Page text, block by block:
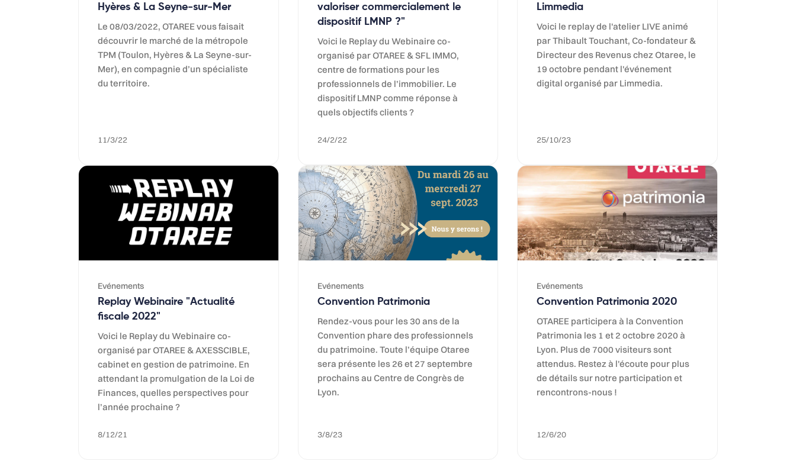
Hyères & La Seyne-sur-Mer
Le 08/03/2022, OTAREE vous faisait
découvrir le marché de la métropole
TPM (Toulon, Hyères & La Seyne-sur-
Mer), en compagnie d’un spécialiste
du territoire.
11/3/22
valoriser commercialement le
dispositif LMNP ?"
Voici le Replay du Webinaire co-
organisé par OTAREE & SFL IMMO,
centre de formations pour les
professionnels de l’immobilier. Le
dispositif LMNP comme réponse à
quels objectifs clients ?
24/2/22
Limmedia
Voici le replay de l'atelier LIVE animé
par Thibault Touchant, Co-fondateur &
Directeur des Revenus chez Otaree, le
19 octobre pendant l'événement
digital organisé par Limmedia.
25/10/23
Evénements
Replay Webinaire "Actualité
fiscale 2022"
Voici le Replay du Webinaire co-
organisé par OTAREE & AXESSCIBLE,
cabinet en gestion de patrimoine. En
attendant la promulgation de la Loi de
Finances, quelles perspectives pour
l’année prochaine ?
8/12/21
Evénements
Convention Patrimonia
Rendez-vous pour les 30 ans de la
Convention phare des professionnels
du patrimoine. Toute l’équipe Otaree
sera présente les 26 et 27 septembre
prochains au Centre de Congrès de
Lyon.
3/8/23
Evénements
Convention Patrimonia 2020
OTAREE participera à la Convention
Patrimonia les 1 et 2 octobre 2020 à
Lyon. Plus de 7000 visiteurs sont
attendus. Restez à l'écoute pour plus
de détails sur notre participation et
rencontrons-nous !
12/6/20